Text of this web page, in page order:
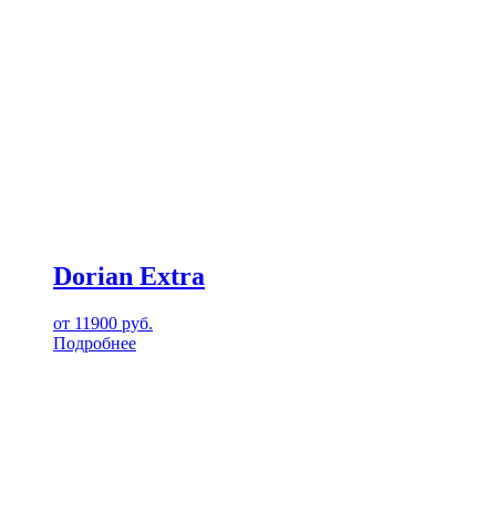
Dorian Extra
от 11900 руб.
Подробнее